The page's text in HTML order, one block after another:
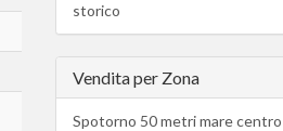
storico
Vendita per Zona
Spotorno 50 metri mare centro